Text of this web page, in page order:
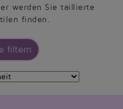
werden Sie taillierte
finden.
filtern